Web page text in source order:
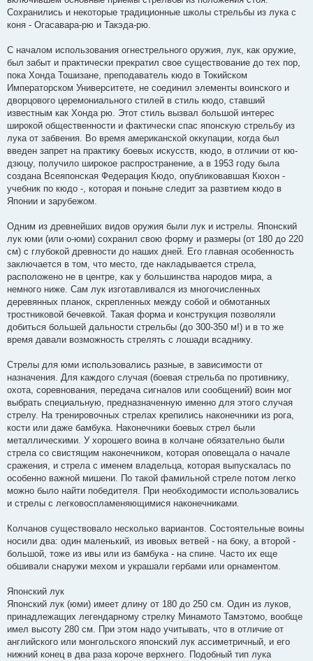
Сохранились и некоторые традиционные школы стрельбы из лука с
коня - Огасавара-рю и Такэда-рю.
С началом использования огнестрельного оружия, лук, как оружие,
был забыт и практически прекратил свое существование до тех пор,
пока Хонда Тошизане, преподаватель кюдо в Токийском
Императорском Университете, не соединил элементы воинского и
дворцового церемониального стилей в стиль кюдо, ставший
известным как Хонда рю. Этот стиль вызвал большой интерес
широкой общественности и фактически спас японскую стрельбу из
лука от забвения. Во время американской оккупации, когда был
введен запрет на практику боевых искусств, кюдо, в отличии от кю-
дзюцу, получило широкое распространение, а в 1953 году была
создана Всеяпонская Федерация Кюдо, опубликовавшая Кюхон -
учебник по кюдо -, которая и поныне следит за развтием кюдо в
Японии и зарубежом.
Одним из древнейших видов оружия были лук и истрелы. Японский
лук юми (или о-юми) сохранил свою форму и размеры (от 180 до 220
см) с глубокой древности до наших дней. Его главная особенность
заключается в том, что место, где накладывается стрела,
расположено не в центре, как у большинства народов мира, а
немного ниже. Сам лук изготавливался из многочисленных
деревянных планок, скрепленных между собой и обмотанных
тростниковой бечевкой. Такая форма и конструкция позволяли
добиться большей дальности стрельбы (до 300-350 м!) и в то же
время давали возможность стрелять с лошади всаднику.
Стрелы для юми использовались разные, в зависимости от
назначения. Для каждого случая (боевая стрельба по противнику,
охота, соревнования, передача сигналов или сообщений) воин мог
выбрать специальную, предназначенную именно для этого случая
стрелу. На тренировочных стрелах крепились наконечники из рога,
кости или даже бамбука. Наконечники боевых стрел были
металлическими. У хорошего воина в колчане обязательно были
стрела со свистящим наконечником, которая оповещала о начале
сражения, и стрела с именем владельца, которая выпускалась по
особенно важной мишени. По такой фамильной стреле потом легко
можно было найти победителя. При необходимости использовались
и стрелы с легковоспламеняющимися наконечниками.
Колчанов существовало несколько вариантов. Состоятельные воины
носили два: один маленький, из ивовых ветвей - на боку, а второй -
большой, тоже из ивы или из бамбука - на спине. Часто их еще
обшивали снаружи мехом и украшали гербами или орнаментом.
Японский лук
Японский лук (юми) имеет длину от 180 до 250 см. Один из луков,
принадлежащих легендарному стрелку Минамото Тамэтомо, вообще
имел высоту 280 см. При этом надо учитывать, что в отличие от
английского или монгольского японский лук ассиметричный, и его
нижний конец в два раза короче верхнего. Подобный тип лука